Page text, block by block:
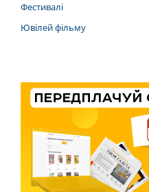
Фестивалі
Ювілей фільму